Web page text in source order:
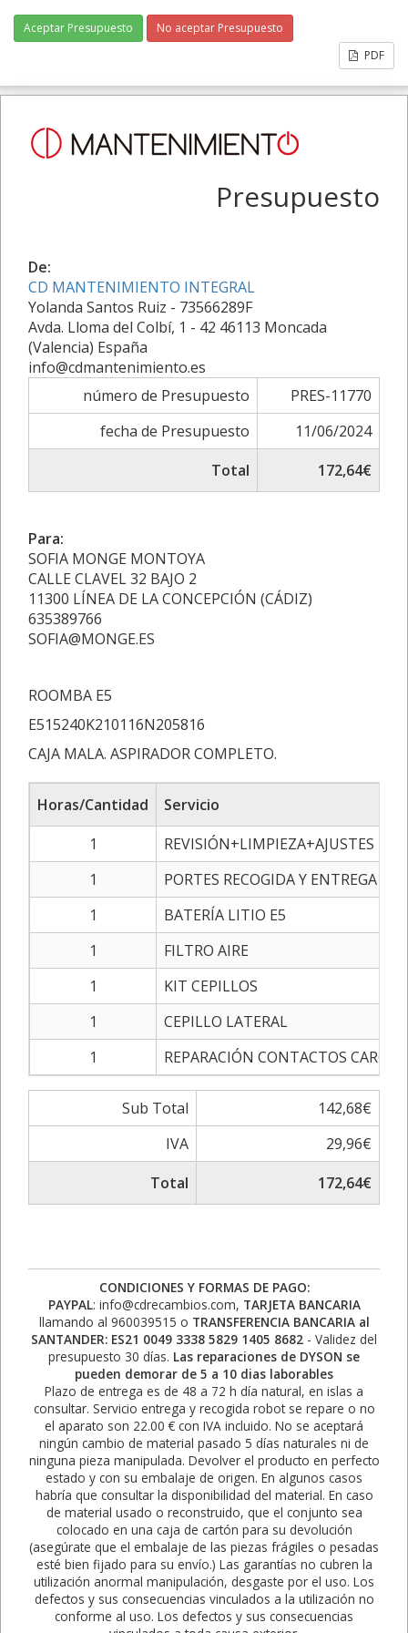
Aceptar Presupuesto
No aceptar Presupuesto
PDF
Presupuesto
De:
CD MANTENIMIENTO INTEGRAL
Yolanda Santos Ruiz - 73566289F
Avda. Lloma del Colbí, 1 - 42 46113 Moncada
(Valencia) España
info@cdmantenimiento.es
número de Presupuesto
PRES-11770
fecha de Presupuesto
11/06/2024
Total
172,64€
Para:
SOFIA MONGE MONTOYA
CALLE CLAVEL 32 BAJO 2
11300 LÍNEA DE LA CONCEPCIÓN (CÁDIZ)
635389766
SOFIA@MONGE.ES
ROOMBA E5
E515240K210116N205816
CAJA MALA. ASPIRADOR COMPLETO.
Horas/Cantidad
Servicio
1
REVISIÓN+LIMPIEZA+AJUSTES DE
1
PORTES RECOGIDA Y ENTREGA
1
BATERÍA LITIO E5
1
FILTRO AIRE
1
KIT CEPILLOS
1
CEPILLO LATERAL
1
REPARACIÓN CONTACTOS CARGA
Sub Total
142,68€
IVA
29,96€
Total
172,64€
CONDICIONES Y FORMAS DE PAGO:
PAYPAL: info@cdrecambios.com, TARJETA BANCARIA
llamando al 960039515 o TRANSFERENCIA BANCARIA al
SANTANDER: ES21 0049 3338 5829 1405 8682 - Validez del
presupuesto 30 días. Las reparaciones de DYSON se
pueden demorar de 5 a 10 dias laborables
Plazo de entrega es de 48 a 72 h día natural, en islas a
consultar. Servicio entrega y recogida robot se repare o no
el aparato son 22.00 € con IVA incluido. No se aceptará
ningún cambio de material pasado 5 días naturales ni de
ninguna pieza manipulada. Devolver el producto en perfecto
estado y con su embalaje de origen. En algunos casos
habría que consultar la disponibilidad del material. En caso
de material usado o reconstruido, que el conjunto sea
colocado en una caja de cartón para su devolución
(asegúrate que el embalaje de las piezas frágiles o pesadas
esté bien fijado para su envío.) Las garantías no cubren la
utilización anormal manipulación, desgaste por el uso. Los
defectos y sus consecuencias vinculados a la utilización no
conforme al uso. Los defectos y sus consecuencias